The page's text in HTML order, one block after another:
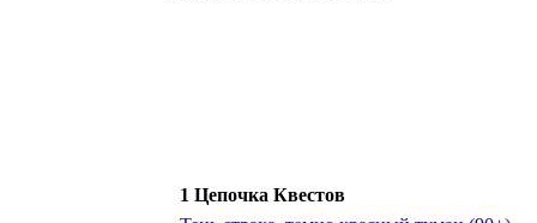
1 Цепочка Квестов